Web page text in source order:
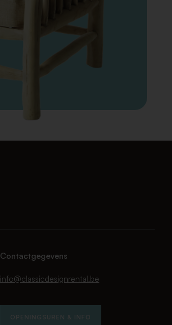
Contactgegevens
info@classicdesignrental.be
OPENINGSUREN & INFO